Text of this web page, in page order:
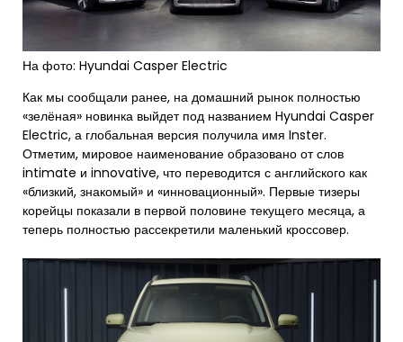
На фото: Hyundai Casper Electric
Как мы сообщали ранее, на домашний рынок полностью
«зелёная» новинка выйдет под названием Hyundai Casper
Electric, а глобальная версия получила имя Inster.
Отметим, мировое наименование образовано от слов
intimate и innovative, что переводится с английского как
«близкий, знакомый» и «инновационный». Первые тизеры
корейцы показали в первой половине текущего месяца, а
теперь полностью рассекретили маленький кроссовер.